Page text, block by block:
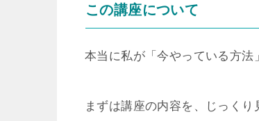
この講座について
本当に私が「今やっている方法
まずは講座の内容を、じっく